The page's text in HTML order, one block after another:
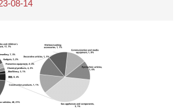
08-14